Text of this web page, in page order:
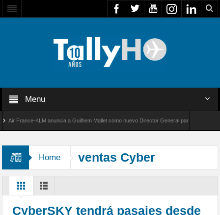
Menu
France-KLM anuncia a Guilhem Mallet como nuevo Director General para América Latina
Home ventas Cyber
CyberSKY tendrá pasajes desde